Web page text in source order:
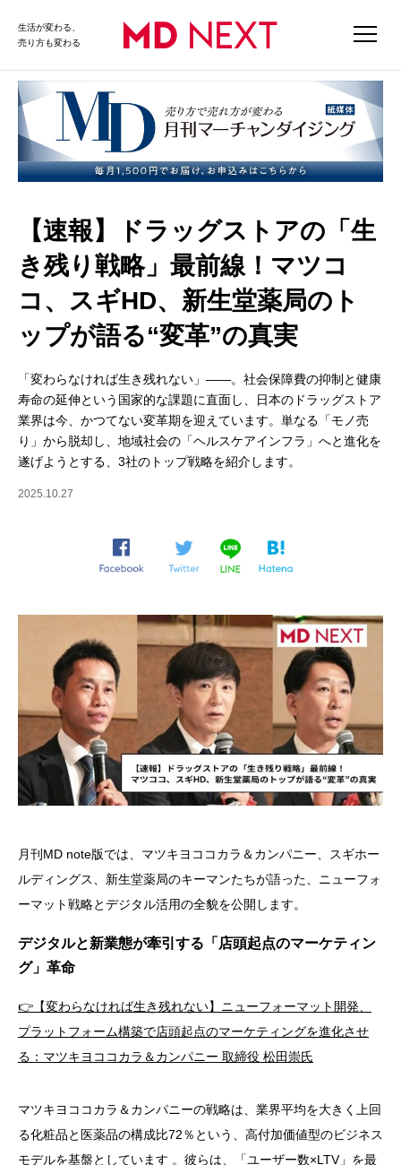
生活が変わる、
売り方も変わる
【速報】ドラッグストアの「生
き残り戦略」最前線！マツコ
コ、スギHD、新生堂薬局のト
ップが語る“変革”の真実
「変わらなければ生き残れない」――。社会保障費の抑制と健康
寿命の延伸という国家的な課題に直面し、日本のドラッグストア
業界は今、かつてない変革期を迎えています。単なる「モノ売
り」から脱却し、地域社会の「ヘルスケアインフラ」へと進化を
遂げようとする、3社のトップ戦略を紹介します。
2025.10.27
月刊MD note版では、マツキヨココカラ＆カンパニー、スギホー
ルディングス、新生堂薬局のキーマンたちが語った、ニューフォ
ーマット戦略とデジタル活用の全貌を公開します。
デジタルと新業態が牽引する「店頭起点のマーケティン
グ」革命
👉【変わらなければ生き残れない】ニューフォーマット開発、
プラットフォーム構築で店頭起点のマーケティングを進化させ
る：マツキヨココカラ＆カンパニー 取締役 松田崇氏
マツキヨココカラ＆カンパニーの戦略は、業界平均を大きく上回
る化粧品と医薬品の構成比72％という、高付加価値型のビジネス
モデルを基盤としています 。彼らは、「ユーザー数×LTV」を最